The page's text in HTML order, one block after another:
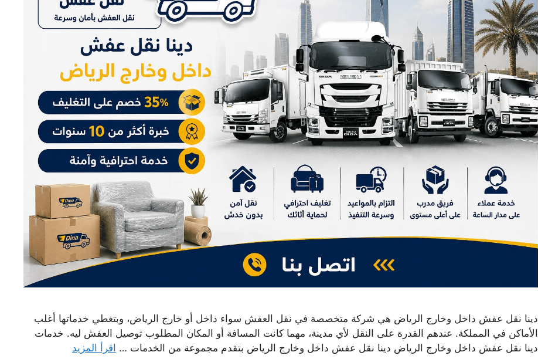
دينا نقل عفش داخل وخارج الرياض هي شركة متخصصة في نقل العفش سواء داخل أو خارج الرياض، وبتغطي خدماتها أغلب
الأماكن في المملكة. عندهم القدرة على النقل لأي مدينة، مهما كانت المسافة أو المكان المطلوب توصيل العفش ليه. خدمات
دينا نقل عفش داخل وخارج الرياض دينا نقل عفش داخل وخارج الرياض بتقدم مجموعة من الخدمات … اقرأ المزيد